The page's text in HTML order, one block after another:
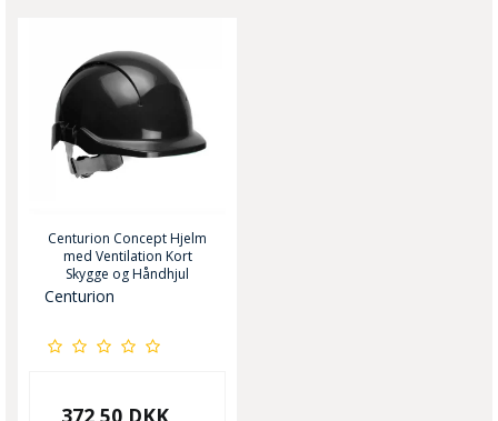
Centurion Concept Hjelm
med Ventilation Kort
Skygge og Håndhjul
Centurion
372,50 DKK